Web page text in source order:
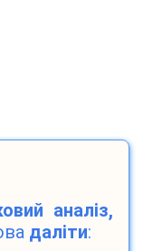
аналіз,
даліти: